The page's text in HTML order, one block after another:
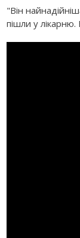
"Він
пішли у